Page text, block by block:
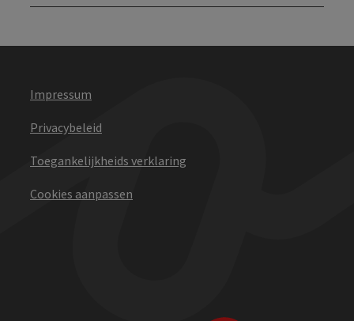
Impressum
Privacybeleid
Toegankelijkheids verklaring
Cookies aanpassen